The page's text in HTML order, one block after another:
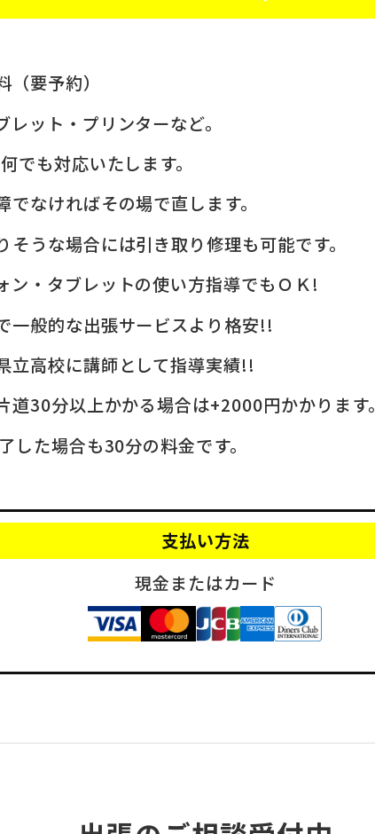
要予約）
ット・プリンターなど。
でも対応いたします。
なければその場で直します。
うな場合には引き取り修理も可能です。
ン・タブレットの使い方指導でもＯＫ!
一般的な出張サービスより格安!!
立高校に講師として指導実績!!
30分以上かかる場合は+2000円かかります。
た場合も30分の料金です。
支払い方法
現金またはカード